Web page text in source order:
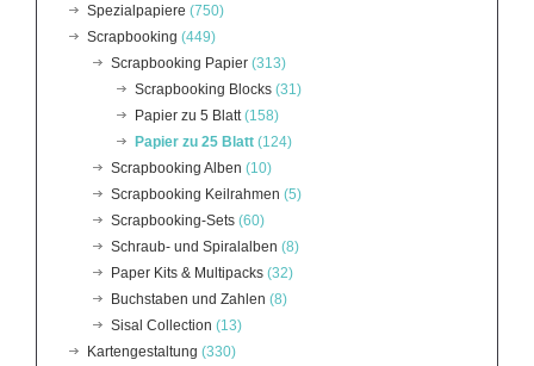
Spezialpapiere (750)
Scrapbooking (449)
Scrapbooking Papier (313)
Scrapbooking Blocks (31)
Papier zu 5 Blatt(158)
Papier zu 25 Blatt (124)
Scrapbooking Alben (10)
Scrapbooking Keilrahmen (5)
Scrapbooking-Sets (60)
Schraub- und Spiralalben (8)
Paper Kits & Multipacks (32)
Buchstaben und Zahlen (8)
Sisal Collection (13)
Kartengestaltung (330)